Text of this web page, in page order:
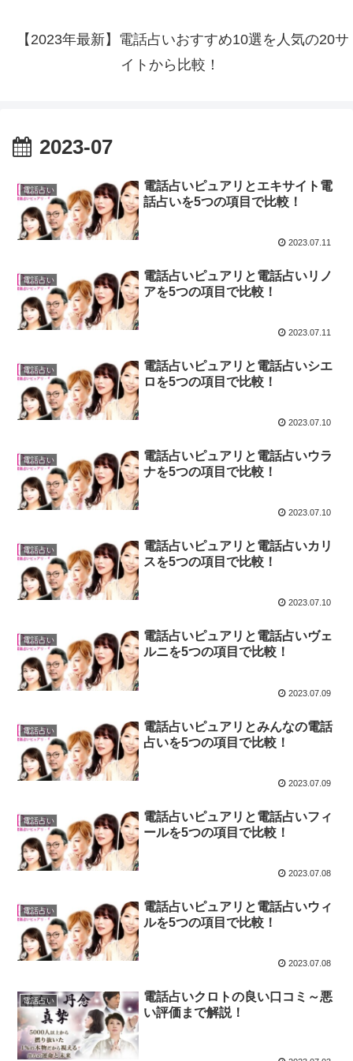
【2023年最新】電話占いおすすめ10選を人気の20サ
イトから比較！
2023-07
電話占い
電話占いピュアリとエキサイト電
話占いを5つの項目で比較！
2023.07.11
電話占い
電話占いピュアリと電話占いリノ
アを5つの項目で比較！
2023.07.11
電話占い
電話占いピュアリと電話占いシエ
ロを5つの項目で比較！
2023.07.10
電話占い
電話占いピュアリと電話占いウラ
ナを5つの項目で比較！
2023.07.10
電話占い
電話占いピュアリと電話占いカリ
スを5つの項目で比較！
2023.07.10
電話占い
電話占いピュアリと電話占いヴェ
ルニを5つの項目で比較！
2023.07.09
電話占い
電話占いピュアリとみんなの電話
占いを5つの項目で比較！
2023.07.09
電話占い
電話占いピュアリと電話占いフィ
ールを5つの項目で比較！
2023.07.08
電話占い
電話占いピュアリと電話占いウィ
ルを5つの項目で比較！
2023.07.08
電話占い
電話占いクロトの良い口コミ～悪
い評価まで解説！